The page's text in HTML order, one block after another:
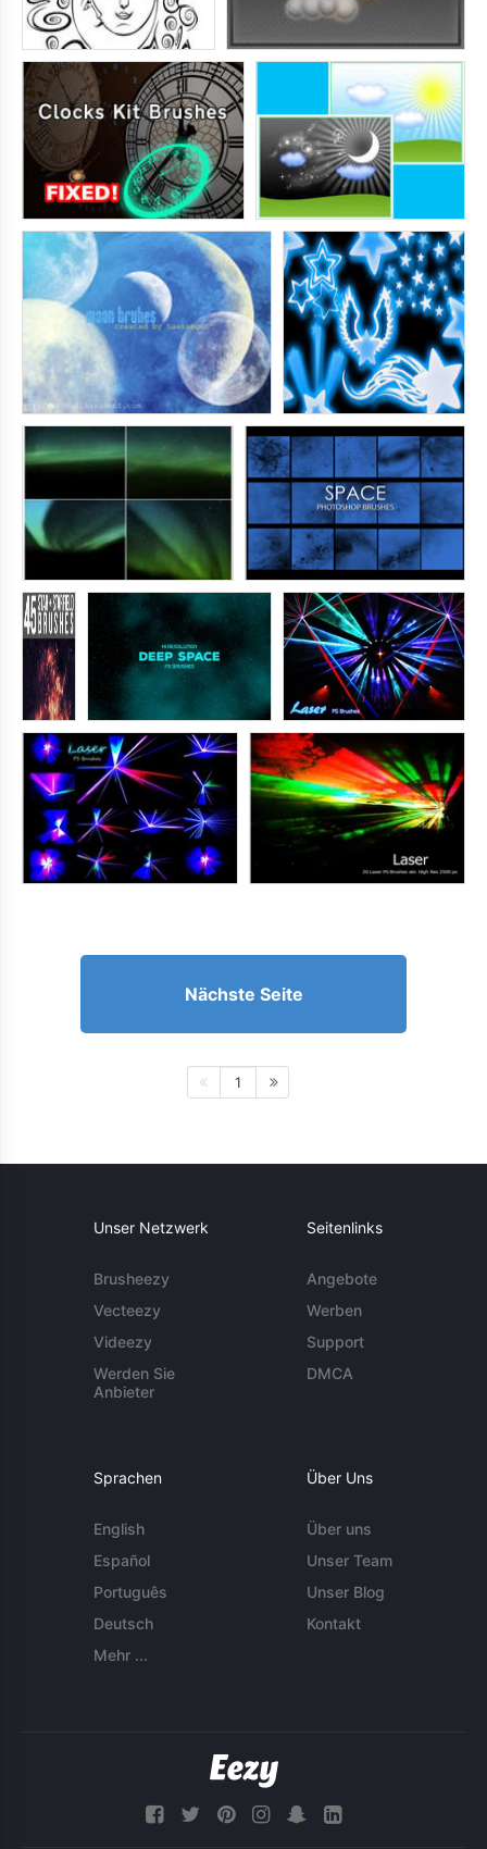
Nächste Seite
1
Unser Netzwerk
Brusheezy
Vecteezy
Videezy
Werden Sie
Anbieter
Seitenlinks
Angebote
Werben
Support
DMCA
Sprachen
English
Español
Português
Deutsch
Mehr ...
Über Uns
Über uns
Unser Team
Unser Blog
Kontakt